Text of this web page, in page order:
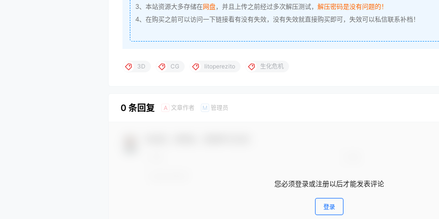
3、本站资源大多存储在网盘，并且上传之前经过多次解压测试， 解压密码是没有问题的！
4、在购买之前可以访问一下链接看有没有失效，没有失效就直接购买即可，失效可以私信联系补档！
3D CG litoperezito 生化危机
0 条回复 A 文章作者 M 管理员
您必须登录或注册以后才能发表评论
登录